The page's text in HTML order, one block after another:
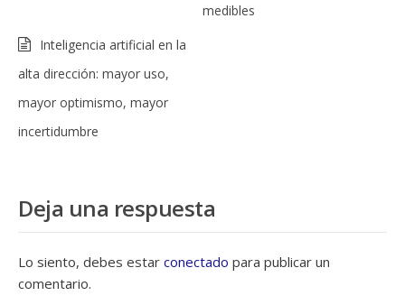
medibles
Inteligencia artificial en la
alta dirección: mayor uso,
mayor optimismo, mayor
incertidumbre
Deja una respuesta
Lo siento, debes estar conectado para publicar un
comentario.